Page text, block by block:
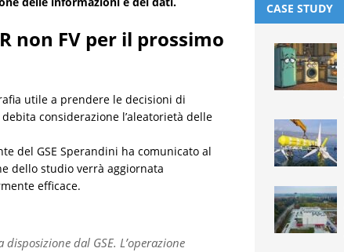
non FV per il prossimo
utile a prendere le decisioni di
considerazione l’aleatorietà delle
del GSE Sperandini ha comunicato al
dello studio verrà aggiornata
efficace.
dal GSE. L’operazione
CASE STUDY